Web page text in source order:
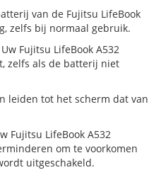
van de Fujitsu LifeBook
zelfs bij normaal gebruik.
Fujitsu LifeBook A532
zelfs als de batterij niet
leiden tot het scherm dat van
Fujitsu LifeBook A532
om te voorkomen
uitgeschakeld.